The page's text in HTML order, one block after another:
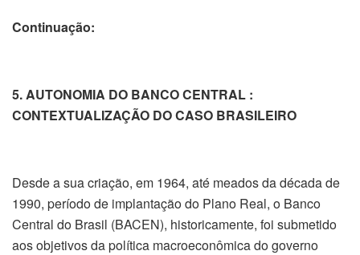
Continuação:
5. AUTONOMIA DO BANCO CENTRAL :
CONTEXTUALIZAÇÃO DO CASO BRASILEIRO
Desde a sua criação, em 1964, até meados da década de
1990, período de implantação do Plano Real, o Banco
Central do Brasil (BACEN), historicamente, foi submetido
aos objetivos da política macroeconômica do governo